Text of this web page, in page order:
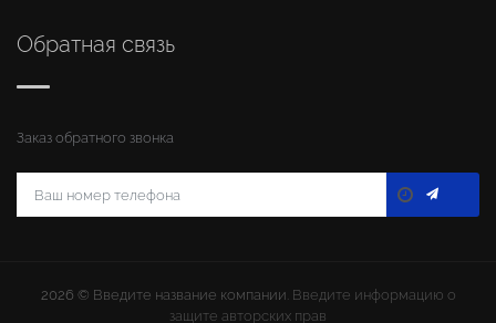
Обратная связь
Заказ обратного звонка
2026 © Введите название компании. Введите информацию о
защите авторских прав